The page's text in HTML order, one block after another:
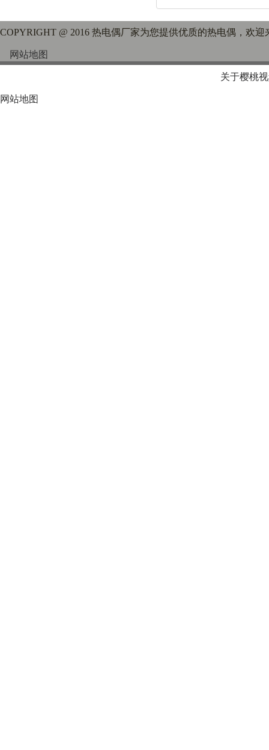
COPYRIGHT @ 2016 热电偶厂家为您提供优质的热电偶，欢
网站地图
关于樱桃
网站地图